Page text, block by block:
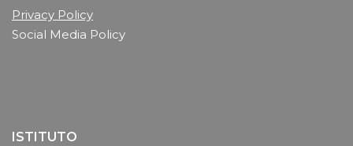
Privacy Policy
Social Media Policy
ISTITUTO